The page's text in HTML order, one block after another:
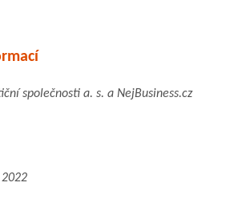
společnosti a. s. a NejBusiness.cz